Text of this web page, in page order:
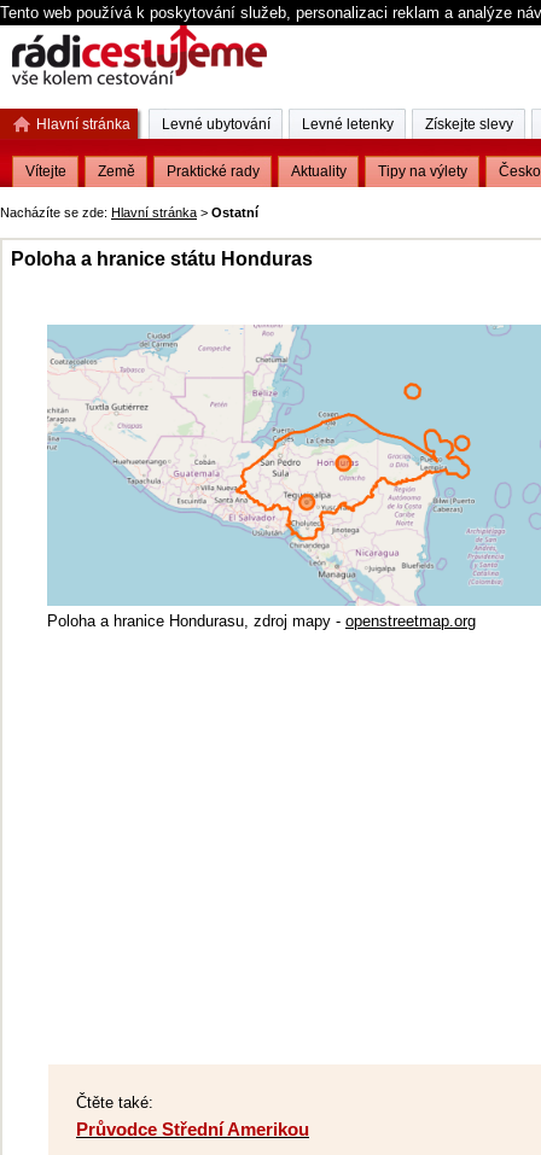
Tento web používá k poskytování služeb, personalizaci reklam a analýze
Nacházíte se zde: Hlavní stránka > Ostatní
Poloha a hranice státu Honduras
Poloha a hranice Hondurasu, zdroj mapy - openstreetmap.org
Čtěte také:
Průvodce Střední Amerikou
Hlavní stránka
Vítejte Země Praktické rady Aktuality Tipy na výlety Česko
Levné ubytování Levné letenky Získejte slevy